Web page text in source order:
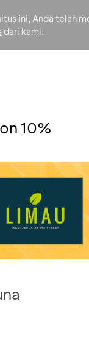
ini, Anda telah
dari kami.
10%